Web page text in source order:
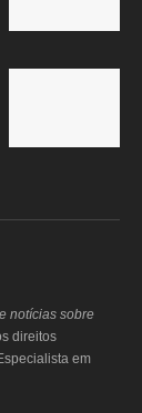
notícias sobre
direitos
em